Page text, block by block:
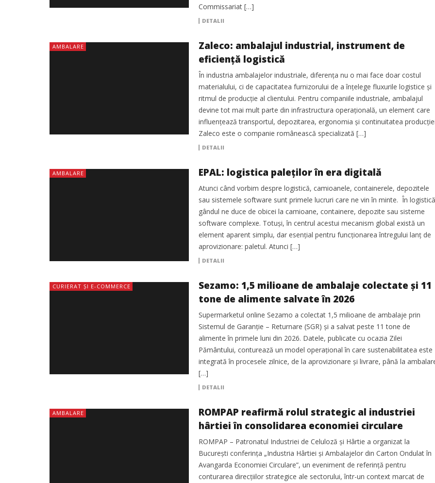
Commissariat […]
DETALII
AMBALARE
Zaleco: ambalajul industrial, instrument de
eficiență logistică
În industria ambalajelor industriale, diferența nu o mai face doar costul
materialului, ci de capacitatea furnizorului de a înțelege fluxurile logistice și
ritmul de producție al clientului. Pentru companiile industriale, ambalajul
devine tot mai mult parte din infrastructura operațională, un element care
influențează transportul, depozitarea, ergonomia și continuitatea
Zaleco este o companie românească specializată […]
DETALII
AMBALARE EPAL: logistica paleților în era digitală
Atunci când vorbim despre logistică, camioanele, containerele, depozitele
sau sistemele software sunt primele lucruri care ne vin în minte. În
gândul ne duce de obicei la camioane, containere, depozite sau sisteme
software complexe. Totuși, în centrul acestui mecanism global există un
element aparent simplu, dar esențial pentru funcționarea întregului lanț de
aprovizionare: paletul. Atunci […]
DETALII
CURIERAT ȘI E-COMMERCE
Sezamo: 1,5 milioane de ambalaje colectate și 11
tone de alimente salvate în 2026
Supermarketul online Sezamo a colectat 1,5 milioane de ambalaje prin
Sistemul de Garanție – Returnare (SGR) și a salvat peste 11 tone de
alimente în primele luni din 2026. Datele, publicate cu ocazia Zilei
Pământului, conturează un model operațional în care sustenabilitatea este
integrată în procesele zilnice, de la aprovizionare și livrare, până la
[…]
DETALII
AMBALARE
ROMPAP reafirmă rolul strategic al industriei
hârtiei în consolidarea economiei circulare
ROMPAP – Patronatul Industriei de Celuloză și Hârtie a organizat la
București conferința „Industria Hârtiei și Ambalajelor din Carton Ondulat în
Avangarda Economiei Circulare”, un eveniment de referință pentru
conturarea direcțiilor strategice ale sectorului, într-un context marcat de